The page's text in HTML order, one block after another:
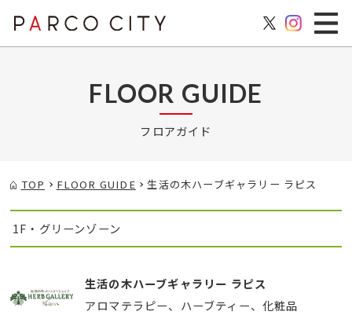
FLOOR GUIDE
フロアガイド
TOP FLOOR GUIDE 生活の木ハーブギャラリー ラピス
1F・グリーンゾーン
生活の木ハーブギャラリー ラピス
アロマテラピー、ハーブティー、化粧品